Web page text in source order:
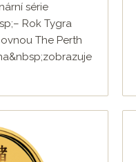
série
Rok Tygra
The Perth